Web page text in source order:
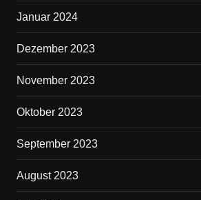
Januar 2024
Dezember 2023
November 2023
Oktober 2023
September 2023
August 2023